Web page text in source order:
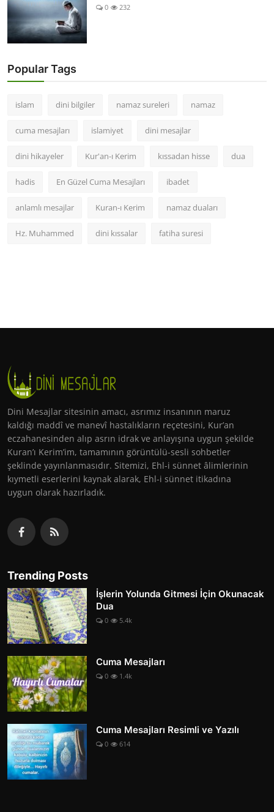
0 232
Popular Tags
islam dini bilgiler namaz sureleri namaz
cuma mesajları islamiyet dini mesajlar
dini hikayeler Kur'an-ı Kerim kıssadan hisse dua
hadis En Güzel Cuma Mesajları ibadet
anlamlı mesajlar Kuran-ı Kerim namaz duaları
Hz. Muhammed dini kıssalar fatiha suresi
Dini Mesajlar sitesinin amacı, asrımız insanının maruz
kaldığı maddî ve manevî hastalıkların reçetesini, Kur’an
eczahanesinden alıp asrın idrak ve anlayışına uygun şekilde
Kuran’ı Kerim’im, tamamının görüntülü-sesli sohbetler
şeklinde yayınlanmasıdır. Sitemizi, Ehl-i sünnet âlimlerinin
kıymetli eserlerini kaynak alarak, Ehl-i sünnet itikadına
uygun olarak hazırladık.
Trending Posts
İşlerin Yolunda Gitmesi İçin Okunacak
Dua
0 5.4k
Cuma Mesajları
0 1.4k
Cuma Mesajları Resimli ve Yazılı
0 614